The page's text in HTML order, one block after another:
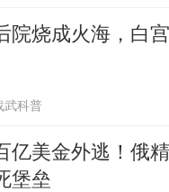
院烧成火海，白
武科普
亿美金外逃！俄
堡垒